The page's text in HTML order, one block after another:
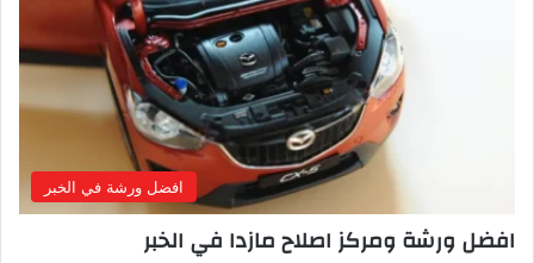
افضل ورشة في الخبر
افضل ورشة ومركز اصلاح مازدا في الخبر